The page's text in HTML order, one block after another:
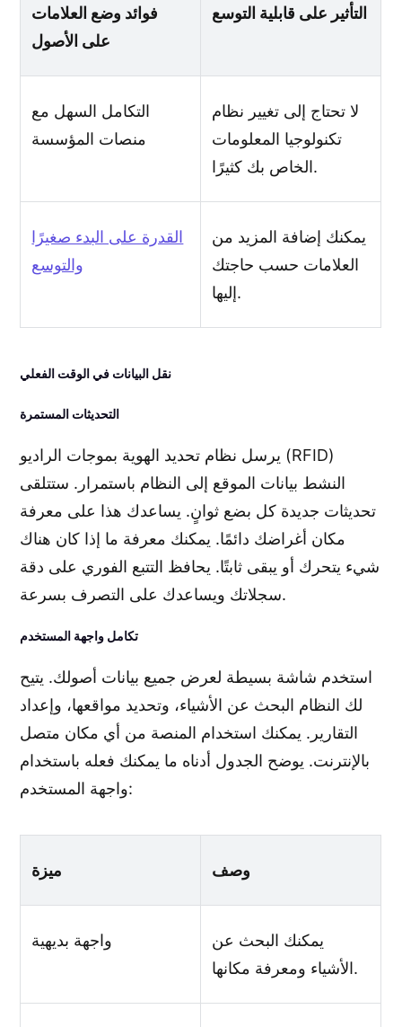
فوائد وضع العلامات
على الأصول
التأثير على قابلية التوسع
التكامل السهل مع
منصات المؤسسة
لا تحتاج إلى تغيير نظام
تكنولوجيا المعلومات
الخاص بك كثيرًا.
القدرة على البدء صغيرًا
والتوسع
يمكنك إضافة المزيد من
العلامات حسب حاجتك
إليها.
نقل البيانات في الوقت الفعلي
التحديثات المستمرة
يرسل نظام تحديد الهوية بموجات الراديو (RFID)
النشط بيانات الموقع إلى النظام باستمرار. ستتلقى
تحديثات جديدة كل بضع ثوانٍ. يساعدك هذا على معرفة
مكان أغراضك دائمًا. يمكنك معرفة ما إذا كان هناك
شيء يتحرك أو يبقى ثابتًا. يحافظ التتبع الفوري على دقة
سجلاتك ويساعدك على التصرف بسرعة.
تكامل واجهة المستخدم
استخدم شاشة بسيطة لعرض جميع بيانات أصولك. يتيح
لك النظام البحث عن الأشياء، وتحديد مواقعها، وإعداد
التقارير. يمكنك استخدام المنصة من أي مكان متصل
بالإنترنت. يوضح الجدول أدناه ما يمكنك فعله باستخدام
واجهة المستخدم:
ميزة وصف
واجهة بديهية
يمكنك البحث عن
الأشياء ومعرفة مكانها.